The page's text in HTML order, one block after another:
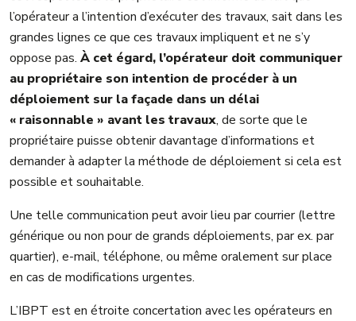
l’opérateur a l’intention d’exécuter des travaux, sait dans les
grandes lignes ce que ces travaux impliquent et ne s’y
oppose pas. À cet égard, l’opérateur doit communiquer
au propriétaire son intention de procéder à un
déploiement sur la façade dans un délai
« raisonnable » avant les travaux, de sorte que le
propriétaire puisse obtenir davantage d’informations et
demander à adapter la méthode de déploiement si cela est
possible et souhaitable.
Une telle communication peut avoir lieu par courrier (lettre
générique ou non pour de grands déploiements, par ex. par
quartier), e-mail, téléphone, ou même oralement sur place
en cas de modifications urgentes.
L’IBPT est en étroite concertation avec les opérateurs en